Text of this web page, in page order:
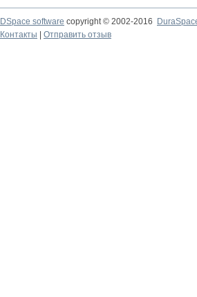
DSpace software copyright © 2002-2016
Контакты
Отправить отзыв